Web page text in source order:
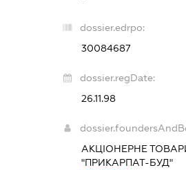
dossier.edrpo:
30084687
dossier.regDate:
26.11.98
АКЦІОНЕРНЕ
"ПРИКАРПАТ-БУД"